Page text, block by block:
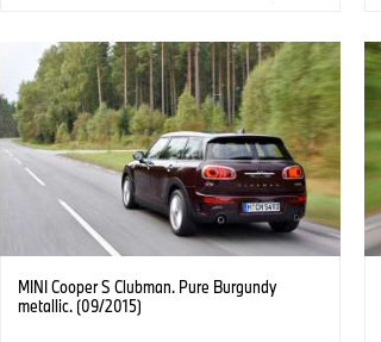
MINI Cooper S Clubman. Pure Burgundy
metallic. (09/2015)